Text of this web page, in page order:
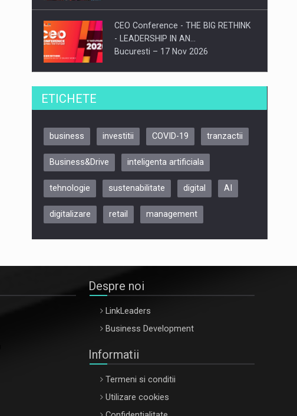
CEO Conference - THE BIG RETHINK
- LEADERSHIP IN AN…
Bucuresti – 17 Nov 2026
Be Inspired. Make it Happen!, CLUJ, 9
ARTEMIS LETO, ORADEA, 8
Oradea – 8 Oct 2026
ETICHETE
business investitii COVID-19 tranzactii
Business&Drive inteligenta artificiala
tehnologie sustenabilitate digital AI
digitalizare retail management
Despre noi
LinkLeaders
Business Development
Informatii
Termeni si conditii
Utilizare cookies